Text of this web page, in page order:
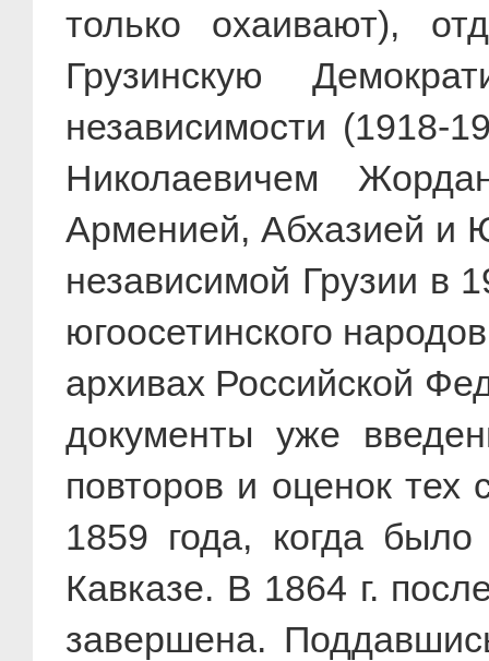
только охаивают),
Грузинскую
независимости (1918-
Николаевичем
Арменией, Абхазией и
независимой Грузии в
югоосетинского
архивах Российской
документы уже
повторов и оценок
1859 года, когда
Кавказе. В 1864 г.
завершена.